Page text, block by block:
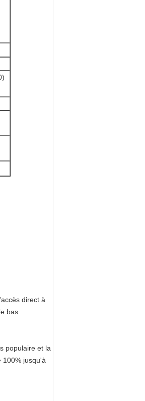
direct à
bas
populaire et la
100% jusqu'à